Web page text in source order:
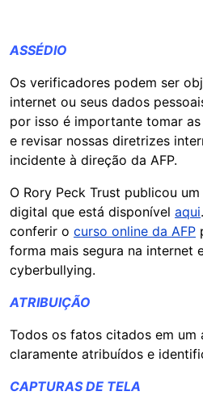
ASSÉDIO
Os verificadores podem ser
internet ou seus dados
por isso é importante tomar
e revisar nossas diretrizes
incidente à direção da AFP.
O Rory Peck Trust publicou
digital que está disponível aqui
conferir o curso online da AFP
forma mais segura na internet
cyberbullying.
ATRIBUIÇÃO
Todos os fatos citados em um
claramente atribuídos e
CAPTURAS DE TELA